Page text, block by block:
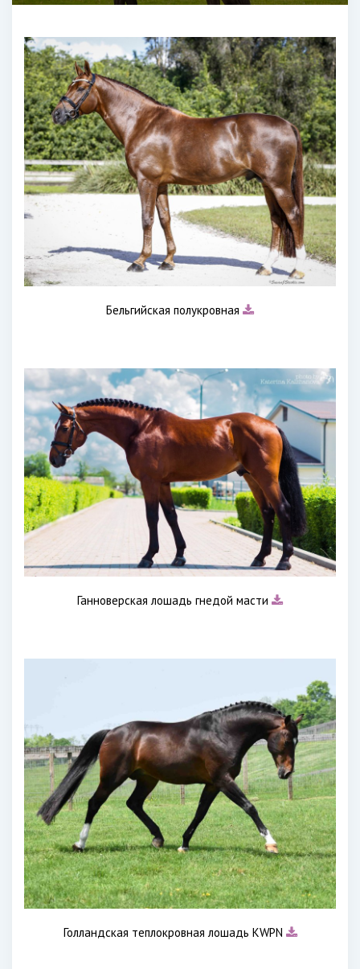
Бельгийская полукровная
Ганноверская лошадь гнедой масти
Голландская теплокровная лошадь KWPN